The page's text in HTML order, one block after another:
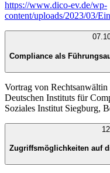
https://www.dico-ev.de/wp-
content/uploads/2023/03/
Compliance als
Vortrag von
Deutschen Instituts für
Soziales Institut Siegburg,
Zugriffsmöglichkeiten auf